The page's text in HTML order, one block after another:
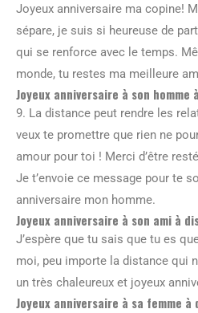
Joyeux anniversaire ma copine!
sépare, je suis si heureuse de
qui se renforce avec le temps.
monde, tu restes ma meilleure
Joyeux anniversaire à son homme
9. La distance peut rendre les
veux te promettre que rien ne
amour pour toi ! Merci d’être
Je t’envoie ce message pour te
anniversaire mon homme.
Joyeux anniversaire à son ami à
J’espère que tu sais que tu es
moi, peu importe la distance qui
un très chaleureux et joyeux
Joyeux anniversaire à sa femme à